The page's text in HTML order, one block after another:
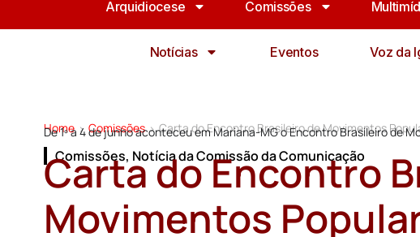
Arquidiocese Comissões
Notícias Eventos Voz da
Home > Comissões > Carta do Encontro Brasileiro de Movimentos
De 1º a 4 de junho aconteceu em Mariana-MG o Encontro Brasileiro de
Comissões, Notícia da Comissão da Comunicação
Carta do Encontro
Movimentos